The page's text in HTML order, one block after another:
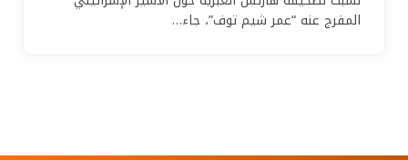
المفرج عنه “عمر شيم توف”، جاء…